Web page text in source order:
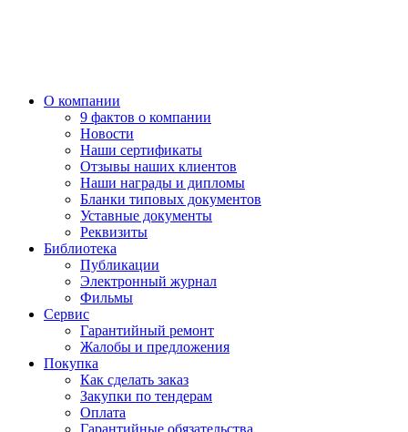
О компании
9 фактов о компании
Новости
Наши сертификаты
Отзывы наших клиентов
Наши награды и дипломы
Бланки типовых документов
Уставные документы
Реквизиты
Библиотека
Публикации
Электронный журнал
Фильмы
Сервис
Гарантийный ремонт
Жалобы и предложения
Покупка
Как сделать заказ
Закупки по тендерам
Оплата
Гарантийные обязательства